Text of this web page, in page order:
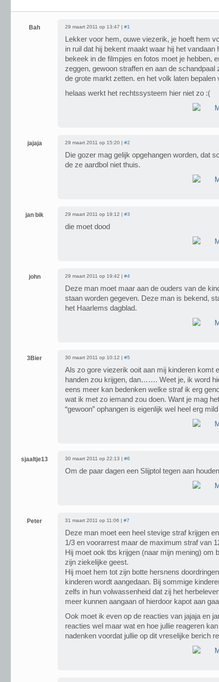
Bah 29 maart 2011 op 13:47 | #1
Lekker voor hem, ouwe viezerik, je hoeft hem
in ruil dat hij bekent maakt waar hij het vandaan
bekeek in de filmpjes en fotos moet je hebben,
zeggen, gewoon straffen en aan de schandpaal
de grote markt zetten. en het volk laten
helaas werkt het rechtssysteem hier niet zo :(
jajaja 29 maart 2011 op 15:20 | #2
Die gozer mag gelijk opgehangen worden, dat
de ze aardbol niet thuis.
jan bik 29 maart 2011 op 19:12 | #3
die moet dood
john 29 maart 2011 op 19:42 | #4
Deze man moet maar aan de ouders van de
staan worden gegeven. Deze man is bekend,
het Haarlems dagblad.
3Bier 30 maart 2011 op 10:12 | #5
Als zo gore viezerik ooit aan mij kinderen komt
handen zou krijgen, dan……. Weet je, ik word
eens meer kan bedenken welke straf ik erg
wat ik met zo iemand zou doen. Want je mag
“gewoon” ophangen is eigenlijk wel heel erg
sjaaltje13 30 maart 2011 op 22:13 | #6
Om de paar dagen een Slijptol tegen aan
Peter 31 maart 2011 op 11:06 | #7
Deze man moet een heel stevige straf krijgen
1/3 en voorarrest maar de maximum straf van
Hij moet ook tbs krijgen (naar mijn mening) om
zijn ziekelijke geest.
Hij moet hem tot zijn botte hersnens
kinderen wordt aangedaan. Bij sommige
zelfs in hun volwassenheid dat zij het
meer kunnen aangaan of hierdoor kapot aan
Ook moet ik even op de reacties van jajaja en
reacties wel maar wat en hoe jullie reageren
nadenken voordat jullie op dit vreselijke berich